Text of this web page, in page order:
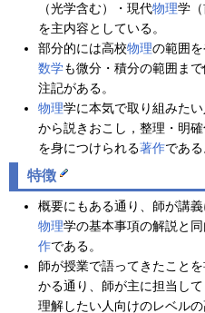
（光学含む）・現代物理学
を主内容としている。
部分的には高校物理の範囲
数学も微分・積分の範囲ま
注記がある。
物理学に本気で取り組みたい
から説きおこし，整理・明確
を身につけられる著作である
特徴
概要にもある通り、師が講
物理学の基本事項の解説と
作である。
師が授業で語ってきたこと
かる通り、師が主に担当して
理解したい人向けのレベルの